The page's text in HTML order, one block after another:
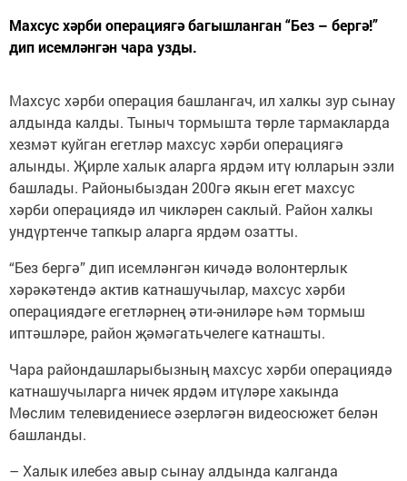
Махсус хәрби операциягә багышланган “Без – бергә!”
дип исемләнгән чара узды.
Махсус хәрби операция башлангач, ил халкы зур сынау
алдында калды. Тыныч тормышта төрле тармакларда
хезмәт куйган егетләр махсус хәрби операциягә
алынды. Җирле халык аларга ярдәм итү юлларын эзли
башлады. Районыбыздан 200гә якын егет махсус
хәрби операциядә ил чикләрен саклый. Район халкы
ундүртенче тапкыр аларга ярдәм озатты.
“Без бергә” дип исемләнгән кичәдә волонтерлык
хәрәкәтендә актив катнашучылар, махсус хәрби
операциядәге егетләрнең әти-әниләре һәм тормыш
иптәшләре, район җәмәгатьчелеге катнашты.
Чара райондашларыбызның махсус хәрби операциядә
катнашучыларга ничек ярдәм итүләре хакында
Мөслим телевидениесе әзерләгән видеосюжет белән
башланды.
– Халык илебез авыр сынау алдында калганда